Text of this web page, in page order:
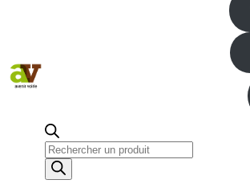
Recherche
de
produits